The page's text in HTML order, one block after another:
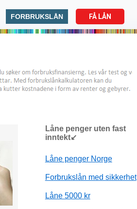
FORBRUKSLÅN FÅ LÅN
Låne penger uten fast
inntekt↙
Låne penger Norge
Forbrukslån med sikkerhet
Låne 5000 kr